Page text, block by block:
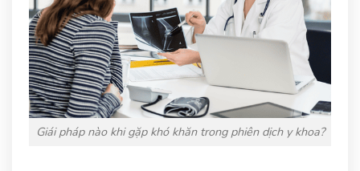
Giái pháp nào khi gặp khó khăn trong phiên dịch y khoa?